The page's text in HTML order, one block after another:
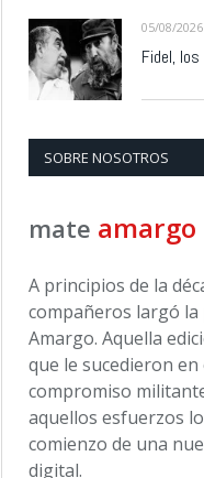
05/08/2026
Fidel,
SOBRE NOSOTROS
mate amargo
A principios de la
compañeros largó
Amargo. Aquella
que le sucedieron
compromiso
aquellos esfuerzos
comienzo de una
digital.